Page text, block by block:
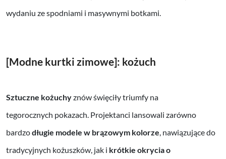
wydaniu ze spodniami i masywnymi botkami.
[Modne kurtki zimowe]: kożuch
Sztuczne kożuchyznów święciły triumfy na
tegorocznych pokazach. Projektanci lansowali zarówno
bardzodługie modele w brązowym kolorze, nawiązujące do
tradycyjnych kożuszków, jak i krótkie okrycia o